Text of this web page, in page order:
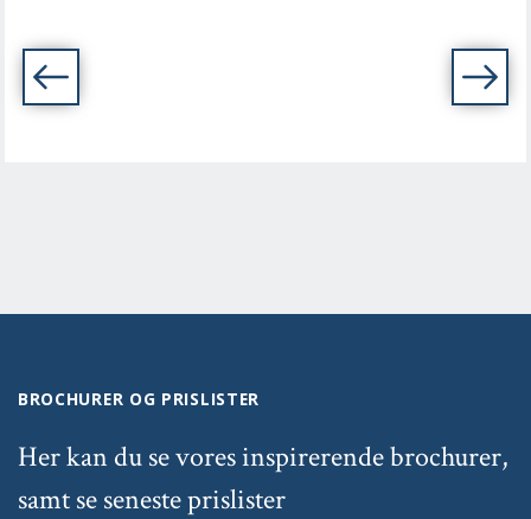
BROCHURER OG PRISLISTER
Her kan du se vores inspirerende brochurer,
samt se seneste prislister